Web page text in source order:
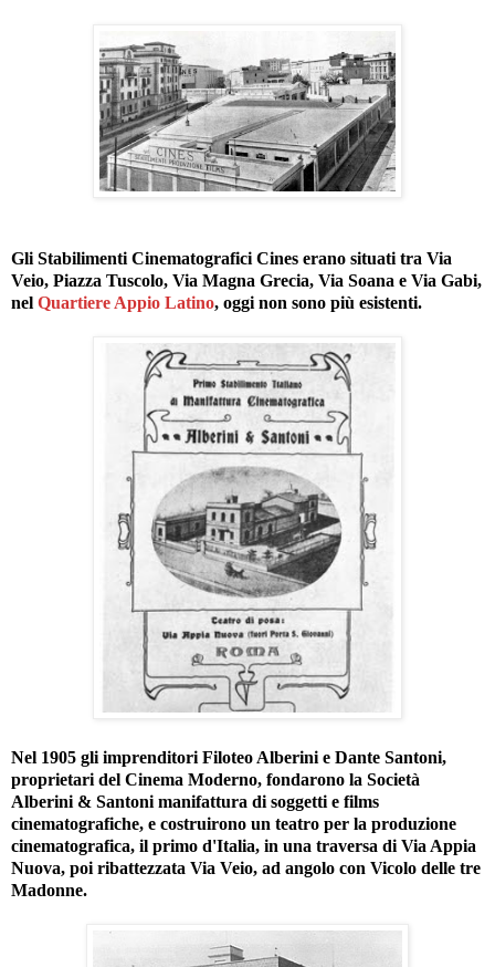
Gli Stabilimenti Cinematografici Cines erano situati tra Via
Veio, Piazza Tuscolo, Via Magna Grecia, Via Soana e Via Gabi,
nel Quartiere Appio Latino, oggi non sono più esistenti.
Nel 1905 gli imprenditori Filoteo Alberini e Dante Santoni,
proprietari del Cinema Moderno, fondarono la Società
Alberini & Santoni manifattura di soggetti e films
cinematografiche, e costruirono un teatro per la produzione
cinematografica, il primo d'Italia, in una traversa di Via Appia
Nuova, poi ribattezzata Via Veio, ad angolo con Vicolo delle tre
Madonne.